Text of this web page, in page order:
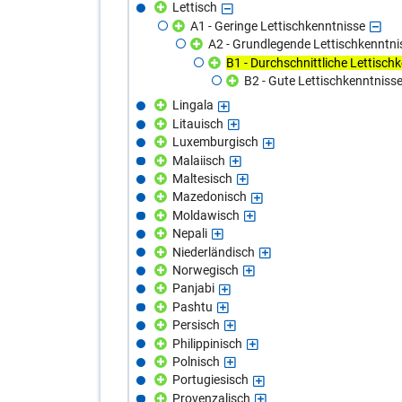
Lettisch
A1 - Geringe Lettischkenntnisse
A2 - Grundlegende
B1 - Durchschnittliche
B2 - Gute Lettischkenntnisse
Lingala
Litauisch
Luxemburgisch
Malaiisch
Maltesisch
Mazedonisch
Moldawisch
Nepali
Niederländisch
Norwegisch
Panjabi
Pashtu
Persisch
Philippinisch
Polnisch
Portugiesisch
Provenzalisch